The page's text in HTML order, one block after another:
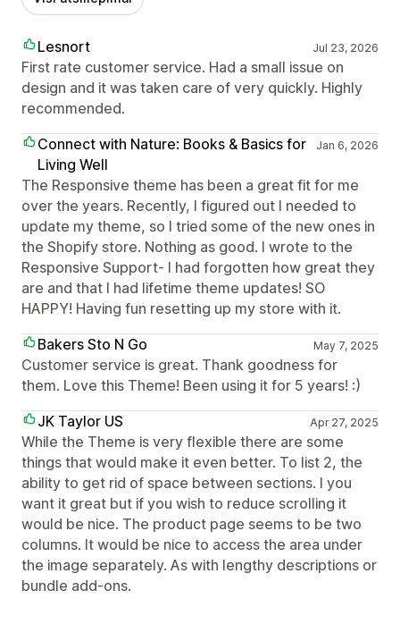
Lesnort Jul 23, 2026
First rate customer service. Had a small issue on
design and it was taken care of very quickly. Highly
recommended.
Connect with Nature: Books & Basics for
Living Well
Jan 6, 2026
The Responsive theme has been a great fit for me
over the years. Recently, I figured out I needed to
update my theme, so I tried some of the new ones in
the Shopify store. Nothing as good. I wrote to the
Responsive Support- I had forgotten how great they
are and that I had lifetime theme updates! SO
HAPPY! Having fun resetting up my store with it.
Bakers Sto N Go
May 7, 2025
Customer service is great. Thank goodness for
them. Love this Theme! Been using it for 5 years! :)
JK Taylor US
Apr 27, 2025
While the Theme is very flexible there are some
things that would make it even better. To list 2, the
ability to get rid of space between sections. I you
want it great but if you wish to reduce scrolling it
would be nice. The product page seems to be two
columns. It would be nice to access the area under
the image separately. As with lengthy descriptions or
bundle add-ons.